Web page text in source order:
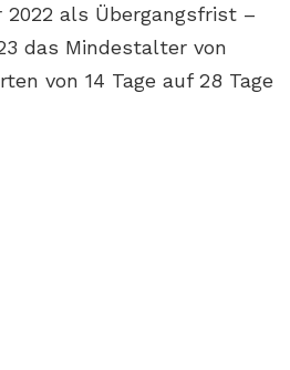
als Übergangsfrist –
das Mindestalter von
von 14 Tage auf 28 Tage